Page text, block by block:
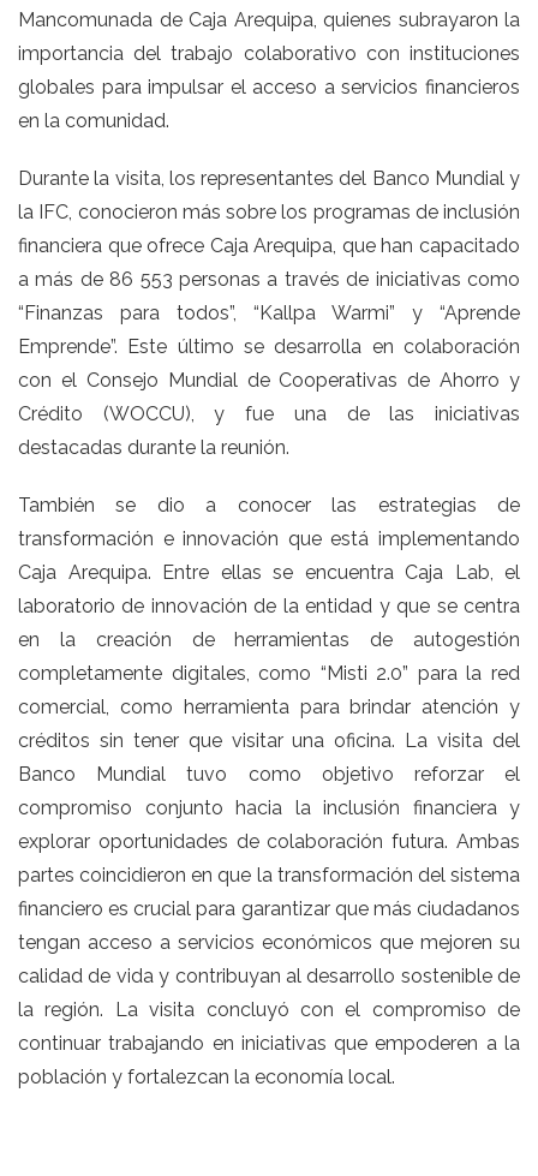
Mancomunada de Caja Arequipa, quienes subrayaron la
importancia del trabajo colaborativo con instituciones
globales para impulsar el acceso a servicios financieros
en la comunidad.
Durante la visita, los representantes del Banco Mundial y
la IFC, conocieron más sobre los programas de inclusión
financiera que ofrece Caja Arequipa, que han capacitado
a más de 86 553 personas a través de iniciativas como
“Finanzas para todos”, “Kallpa Warmi” y “Aprende
Emprende”. Este último se desarrolla en colaboración
con el Consejo Mundial de Cooperativas de Ahorro y
Crédito (WOCCU), y fue una de las iniciativas
destacadas durante la reunión.
También se dio a conocer las estrategias de
transformación e innovación que está implementando
Caja Arequipa. Entre ellas se encuentra Caja Lab, el
laboratorio de innovación de la entidad y que se centra
en la creación de herramientas de autogestión
completamente digitales, como “Misti 2.0” para la red
comercial, como herramienta para brindar atención y
créditos sin tener que visitar una oficina. La visita del
Banco Mundial tuvo como objetivo reforzar el
compromiso conjunto hacia la inclusión financiera y
explorar oportunidades de colaboración futura. Ambas
partes coincidieron en que la transformación del sistema
financiero es crucial para garantizar que más ciudadanos
tengan acceso a servicios económicos que mejoren su
calidad de vida y contribuyan al desarrollo sostenible de
la región. La visita concluyó con el compromiso de
continuar trabajando en iniciativas que empoderen a la
población y fortalezcan la economía local.